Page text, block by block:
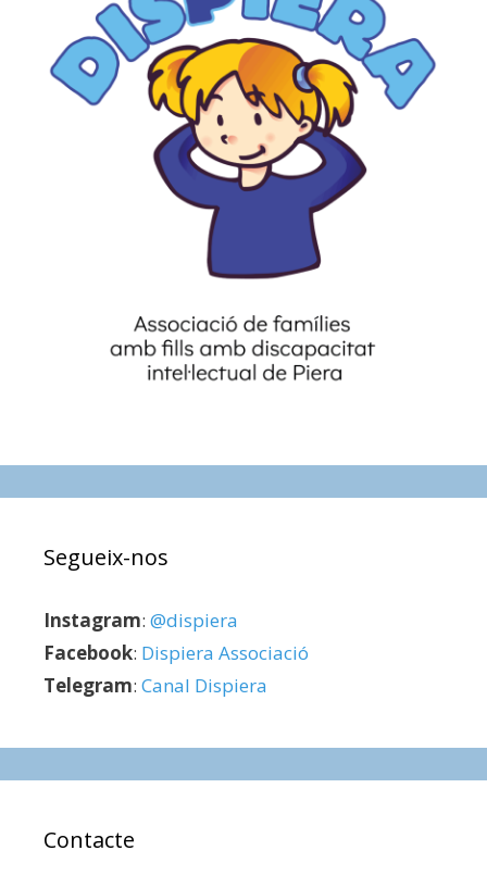
Segueix-nos
Instagram: @dispiera
Facebook: Dispiera Associació
Telegram: Canal Dispiera
Contacte